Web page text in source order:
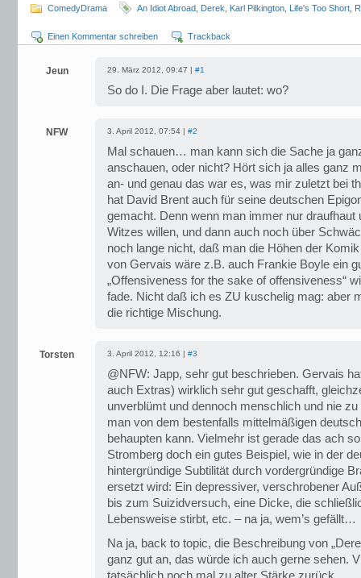
ComedyDrama An Idiot Abroad Derek Karl Pilkington Life's Too Short
Einen Kommentar schreiben Trackback
Jeun 29. März 2012, 09:47 | #1
So do I. Die Frage aber lautet: wo?
NFW 3. April 2012, 07:54 | #2
Mal schauen… man kann sich die Sache ja
anschauen, oder nicht? Hört sich ja alles ganz
an- und genau das war es, was mir zuletzt bei
hat David Brent auch für seine deutschen
gemacht. Denn wenn man immer nur draufhaut
Witzes willen, und dann auch noch über
noch lange nicht, daß man die Höhen der
von Gervais wäre z.B. auch Frankie Boyle ein
„Offensiveness for the sake of offensiveness“
fade. Nicht daß ich es ZU kuschelig mag: aber
die richtige Mischung.
Torsten 3. April 2012, 12:16 | #3
@NFW: Japp, sehr gut beschrieben. Gervais
auch Extras) wirklich sehr gut geschafft,
unverblümt und dennoch menschlich und nie
man von dem bestenfalls mittelmäßigen
behaupten kann. Vielmehr ist gerade das ach
Stromberg doch ein gutes Beispiel, wie in der
hintergründige Subtilität durch vordergründige
ersetzt wird: Ein depressiver, verschrobener
bis zum Suizidversuch, eine Dicke, die
Lebensweise stirbt, etc. – na ja, wem’s gefällt…
Na ja, back to topic, die Beschreibung von
ganz gut an, das würde ich auch gerne sehen.